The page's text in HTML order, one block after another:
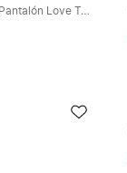
Chándal Jogging de Triacetato: Top/Pantalón Love Tattoo